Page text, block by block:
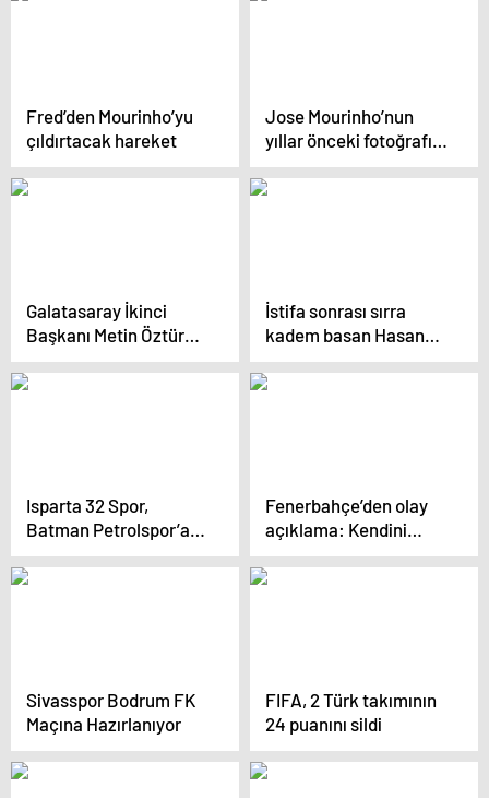
Fred’den Mourinho’yu
çıldırtacak hareket
Jose Mourinho’nun
yıllar önceki fotoğrafı
taraftarı delirtti
Galatasaray İkinci
Başkanı Metin Öztürk
Fenerbahçe’ye ateş
püskürdü
İstifa sonrası sırra
kadem basan Hasan
Arat’tan flaş hamle
Isparta 32 Spor,
Batman Petrolspor’a
Yenildi
Fenerbahçe’den olay
açıklama: Kendini
bilmez şahıs
Sivasspor Bodrum FK
Maçına Hazırlanıyor
FIFA, 2 Türk takımının
24 puanını sildi